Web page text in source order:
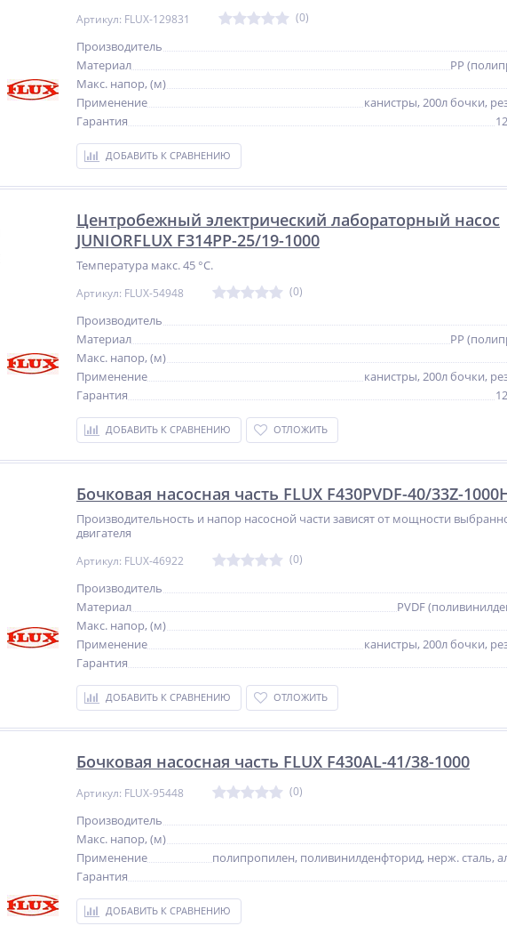
ХИТ
%
Опрессовочный насос
электрический «Автэкс»
ОНЭ-6-60
32 650руб.
%
Привод вибратора -
универсальный VPK MECH
(220В, 2,3 кВт)
17 800руб.
Артикул: FLUX-129831 (0)
Производитель
Материал
PP
Макс. напор, (м)
Применение
канистры, 200л бочки,
Гарантия
ДОБАВИТЬ К СРАВНЕНИЮ
Центробежный электрический лабораторный насос
JUNIORFLUX F314PP-25/19-1000
Температура макс. 45 °C.
Артикул: FLUX-54948 (0)
Производитель
Материал
PP
Макс. напор, (м)
Применение
канистры, 200л бочки,
Гарантия
ДОБАВИТЬ К СРАВНЕНИЮ ОТЛОЖИТЬ
Бочковая насосная часть FLUX F430PVDF-40/33Z-
Производительность и напор насосной части зависят от мощности
двигателя
Артикул: FLUX-46922 (0)
Производитель
Материал
PVDF
Макс. напор, (м)
Применение
канистры, 200л бочки,
Гарантия
ДОБАВИТЬ К СРАВНЕНИЮ ОТЛОЖИТЬ
Бочковая насосная часть FLUX F430AL-41/38-1000
Артикул: FLUX-95448 (0)
Производитель
Макс. напор, (м)
Применение
полипропилен, поливинилденфторид, нерж. сталь,
Гарантия
ДОБАВИТЬ К СРАВНЕНИЮ